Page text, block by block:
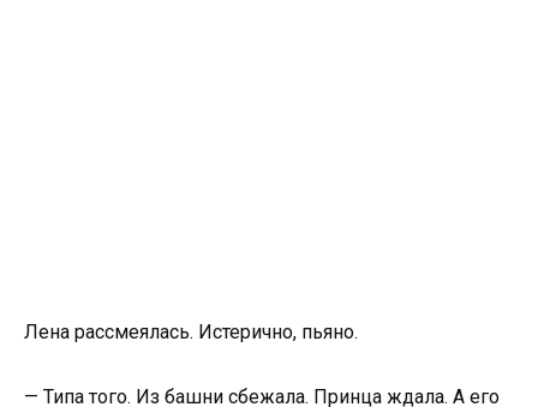
Лена рассмеялась. Истерично, пьяно.
— Типа того. Из башни сбежала. Принца ждала. А его